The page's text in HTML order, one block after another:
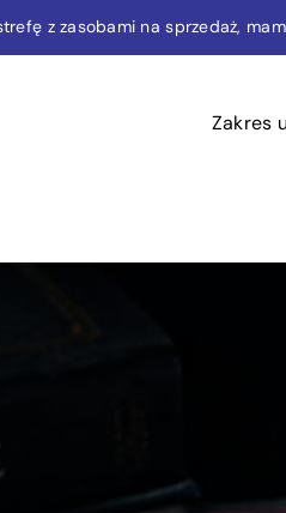
z zasobami na sprzedaż,
Zakres